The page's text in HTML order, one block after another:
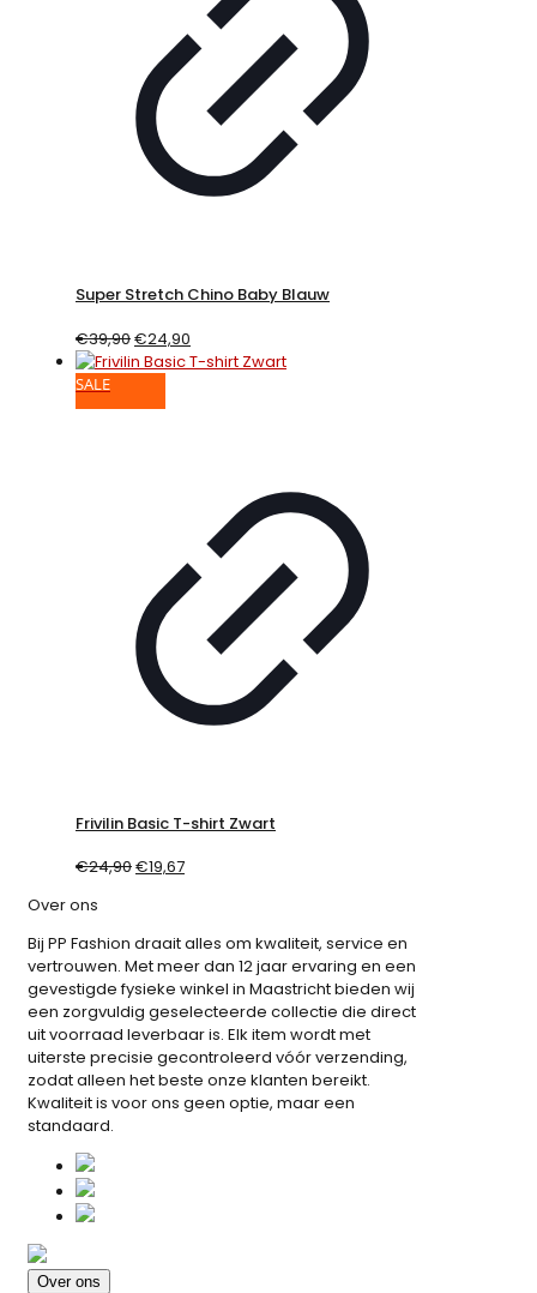
Super Stretch Chino Baby Blauw
€39,90€24,90
SALE
Frivilin Basic T-shirt Zwart
€24,90€19,67
Over ons
Bij PP Fashion draait alles om kwaliteit, service en
vertrouwen. Met meer dan 12 jaar ervaring en een
gevestigde fysieke winkel in Maastricht bieden wij
een zorgvuldig geselecteerde collectie die direct
uit voorraad leverbaar is. Elk item wordt met
uiterste precisie gecontroleerd vóór verzending,
zodat alleen het beste onze klanten bereikt.
Kwaliteit is voor ons geen optie, maar een
standaard.
Over ons